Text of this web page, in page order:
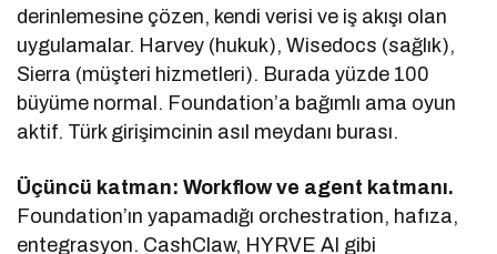
derinlemesine çözen, kendi verisi ve iş akışı olan
uygulamalar. Harvey (hukuk), Wisedocs (sağlık),
Sierra (müşteri hizmetleri). Burada yüzde 100
büyüme normal. Foundation’a bağımlı ama oyun
aktif. Türk girişimcinin asıl meydanı burası.
Üçüncü katman: Workflow ve agent katmanı.
Foundation’ın yapamadığı orchestration, hafıza,
entegrasyon. CashClaw, HYRVE AI gibi